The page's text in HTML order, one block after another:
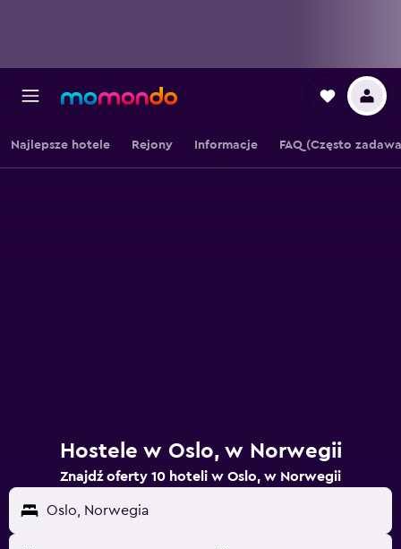
Najlepsze hotele Rejony Informacje FAQ (Często
Hostele w Oslo, w Norwegii
Znajdź oferty 10 hoteli w Oslo, w Norwegii
Oslo, Norwegia